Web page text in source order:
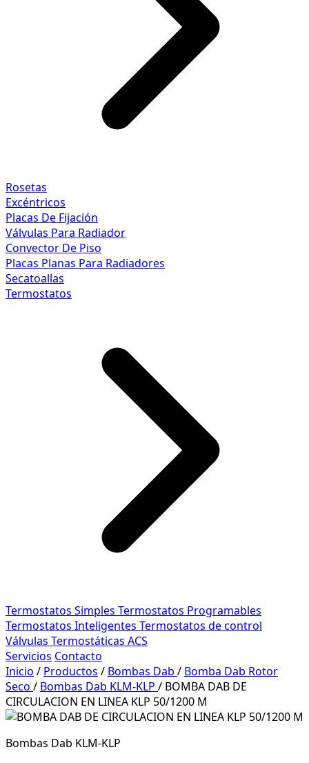
Rosetas
Excéntricos
Placas De Fijación
Válvulas Para Radiador
Convector De Piso
Placas Planas Para Radiadores
Secatoallas
Termostatos
Termostatos Simples Termostatos Programables
Termostatos Inteligentes Termostatos de control
Válvulas Termostáticas ACS
Servicios Contacto
Inicio / Productos / Bombas Dab / Bomba Dab Rotor
Seco / Bombas Dab KLM-KLP / BOMBA DAB DE
CIRCULACION EN LINEA KLP 50/1200 M
Bombas Dab KLM-KLP